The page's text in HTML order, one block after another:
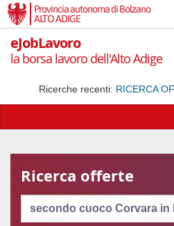
Provincia autonoma di Bolzano
ALTO ADIGE
eJobLavoro
la borsa lavoro dell'Alto Adige
Ricerche recenti: RICERCA
Ricerca offerte